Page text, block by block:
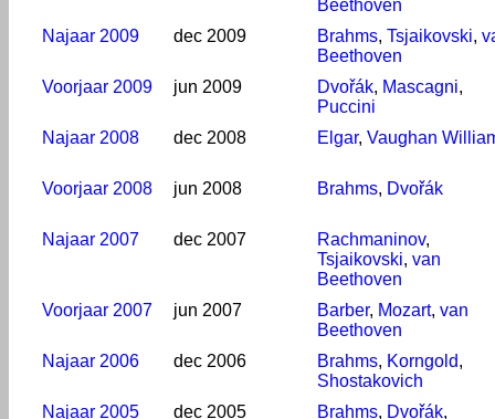
Beethoven
Najaar 2009
dec 2009 Brahms, Tsjaikovski,
Beethoven
Voorjaar 2009
jun 2009 Dvořák, Mascagni,
Puccini
Najaar 2008
dec 2008 Elgar, Vaughan
Voorjaar 2008 jun 2008 Brahms, Dvořák
Najaar 2007 dec 2007 Rachmaninov,
Tsjaikovski, van
Beethoven
Voorjaar 2007
jun 2007 Barber, Mozart, van
Beethoven
Najaar 2006
dec 2006 Brahms, Korngold,
Shostakovich
Najaar 2005
dec 2005 Brahms, Dvořák,